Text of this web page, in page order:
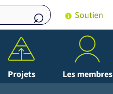
Soutien
Projets Les membres